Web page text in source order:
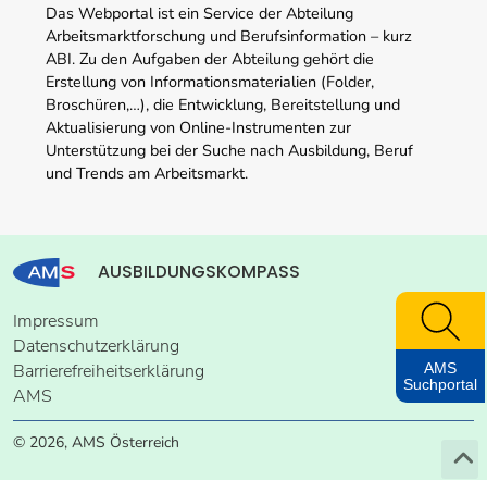
Das Webportal ist ein Service der Abteilung
Arbeitsmarktforschung und Berufsinformation – kurz
ABI. Zu den Aufgaben der Abteilung gehört die
Erstellung von Informationsmaterialien (Folder,
Broschüren,…), die Entwicklung, Bereitstellung und
Aktualisierung von Online-Instrumenten zur
Unterstützung bei der Suche nach Ausbildung, Beruf
und Trends am Arbeitsmarkt.
AUSBILDUNGSKOMPASS
Impressum
Datenschutzerklärung
Barrierefreiheitserklärung
AMS
© 2026, AMS Österreich
AMS
Suchportal